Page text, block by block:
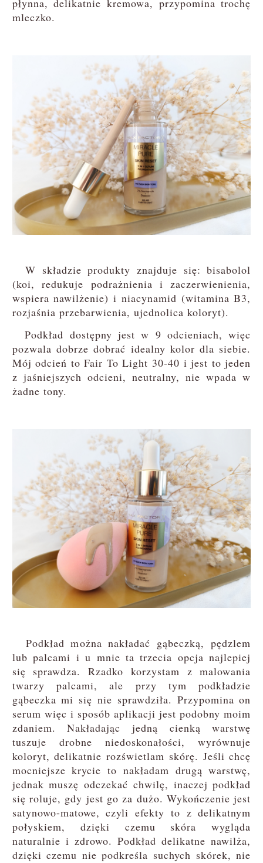
mleczko.
W składzie produkty znajduje się: bisabolol
(koi, redukuje podrażnienia i zaczerwienienia,
wspiera nawilżenie) i niacynamid (witamina B3,
rozjaśnia przebarwienia, ujednolica koloryt).
Podkład dostępny jest w 9 odcieniach, więc
pozwala dobrze dobrać idealny kolor dla siebie.
Mój odcień to Fair To Light 30-40 i jest to jeden
z jaśniejszych odcieni, neutralny, nie wpada w
żadne tony.
Podkład można nakładać gąbeczką, pędzlem
lub palcami i u mnie ta trzecia opcja najlepiej
się sprawdza. Rzadko korzystam z malowania
twarzy palcami, ale przy tym podkładzie
gąbeczka mi się nie sprawdziła. Przypomina on
serum więc i sposób aplikacji jest podobny moim
zdaniem. Nakładając jedną cienką warstwę
tuszuje drobne niedoskonałości, wyrównuje
koloryt, delikatnie rozświetlam skórę. Jeśli chcę
mocniejsze krycie to nakładam drugą warstwę,
jednak muszę odczekać chwilę, inaczej podkład
się roluje, gdy jest go za dużo. Wykończenie jest
satynowo-matowe, czyli efekty to z delikatnym
połyskiem, dzięki czemu skóra wygląda
naturalnie i zdrowo. Podkład delikatne nawilża,
dzięki czemu nie podkreśla suchych skórek, nie